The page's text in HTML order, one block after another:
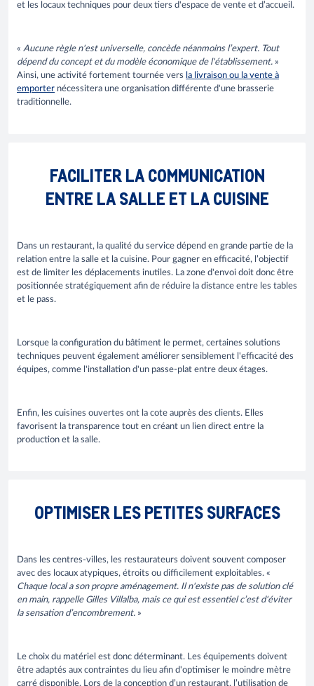
et les locaux techniques pour deux tiers d'espace de vente et d’accueil.
« Aucune règle n'est universelle, concède néanmoins l’expert. Tout
dépend du concept et du modèle économique de l'établissement. »
Ainsi, une activité fortement tournée vers la livraison ou la vente à
emporter nécessitera une organisation différente d'une brasserie
traditionnelle.
FACILITER LA COMMUNICATION
ENTRE LA SALLE ET LA CUISINE
Dans un restaurant, la qualité du service dépend en grande partie de la
relation entre la salle et la cuisine. Pour gagner en efficacité, l’objectif
est de limiter les déplacements inutiles. La zone d'envoi doit donc être
positionnée stratégiquement afin de réduire la distance entre les tables
et le pass.
Lorsque la configuration du bâtiment le permet, certaines solutions
techniques peuvent également améliorer sensiblement l'efficacité des
équipes, comme l'installation d'un passe-plat entre deux étages.
Enfin, les cuisines ouvertes ont la cote auprès des clients. Elles
favorisent la transparence tout en créant un lien direct entre la
production et la salle.
OPTIMISER LES PETITES SURFACES
Dans les centres-villes, les restaurateurs doivent souvent composer
avec des locaux atypiques, étroits ou difficilement exploitables. «
Chaque local a son propre aménagement. Il n'existe pas de solution clé
en main, rappelle Gilles Villalba, mais ce qui est essentiel c’est d'éviter
la sensation d’encombrement. »
Le choix du matériel est donc déterminant. Les équipements doivent
être adaptés aux contraintes du lieu afin d'optimiser le moindre mètre
carré disponible. Lors de la conception d’un restaurant, l’utilisation de